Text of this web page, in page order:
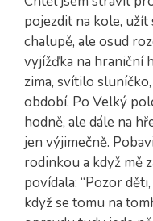
pojezdit na kole, užít
chalupě, ale osud
vyjížďka na hraniční
zima, svítilo
období. Po Velký
hodně, ale dále na
jen výjimečně.
rodinkou a když mě
povídala: “Pozor
když se tomu na